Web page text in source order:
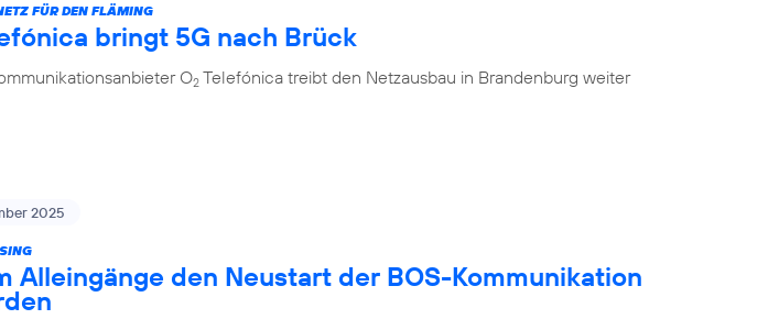
FÜR DEN FLÄMING
bringt 5G nach Brück
O2 Telefónica treibt den Netzausbau in Brandenburg weiter
2025
Alleingänge den Neustart der BOS-Kommunikation